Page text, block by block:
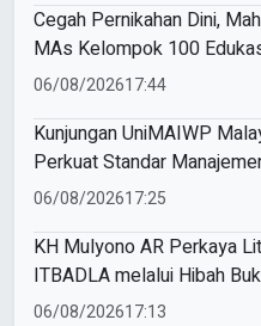
Cegah Pernikahan Dini,
MAs Kelompok 100
Miftahul Ulum Tawangsari
06/08/202617:44
Kunjungan UniMAIWP
Perkuat Standar
Syariah
06/08/202617:25
KH Mulyono AR Perkaya
ITBADLA melalui Hibah
5 Jilid
06/08/202617:13